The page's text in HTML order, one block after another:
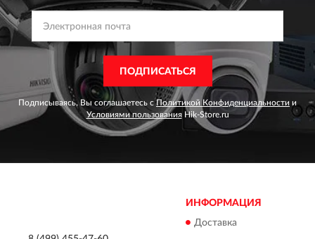
ПОДПИСАТЬСЯ
Подписываясь, Вы соглашаетесь сПолитикой Конфиденциальности и
Условиями пользованияHik-Store.ru
ИНФОРМАЦИЯ
Доставка